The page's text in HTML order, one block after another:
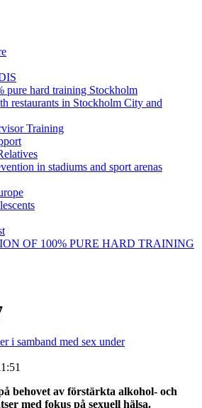
pure hard training Stockholm
restaurants in Stockholm City and
Training
in stadiums and sport arenas
OF 100% PURE HARD TRAINING
i samband med sex under
behovet av förstärkta alkohol- och
med fokus på sexuell hälsa.